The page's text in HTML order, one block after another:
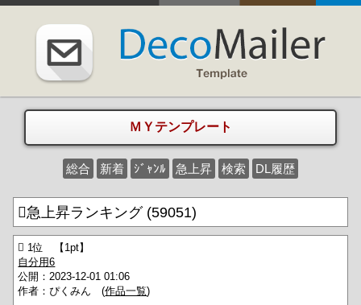
ＭＹテンプレート
総合 新着 ｼﾞｬﾝﾙ 急上昇 検索 DL履歴
急上昇ランキング (59051)
 1位 【1pt】
自分用6
公開：2023-12-01 01:06
作者：ぴくみん (作品一覧)